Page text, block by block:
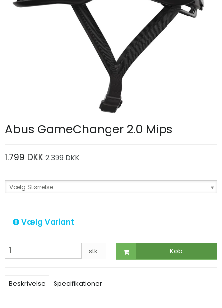
Abus GameChanger 2.0 Mips
1.799 DKK 2.399 DKK
Vælg Størrelse
Vælg Variant
stk. Køb
Beskrivelse Specifikationer